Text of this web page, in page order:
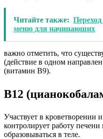
Читайте также:
меню для начинающих
важно отметить, что
(действие в одном
(витамин B9).
B12
Участвует в кроветворении
контролирует работу
образовываться в теле.